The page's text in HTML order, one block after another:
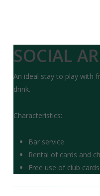
SOCIAL
An ideal stay to play with
drink.
Characteristics:
Bar service
Rental of cards and
Free use of club cards